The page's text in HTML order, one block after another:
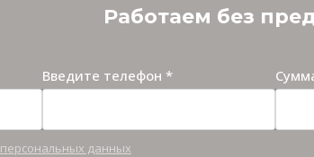
Работаем без
Введите телефон *
персональных данных